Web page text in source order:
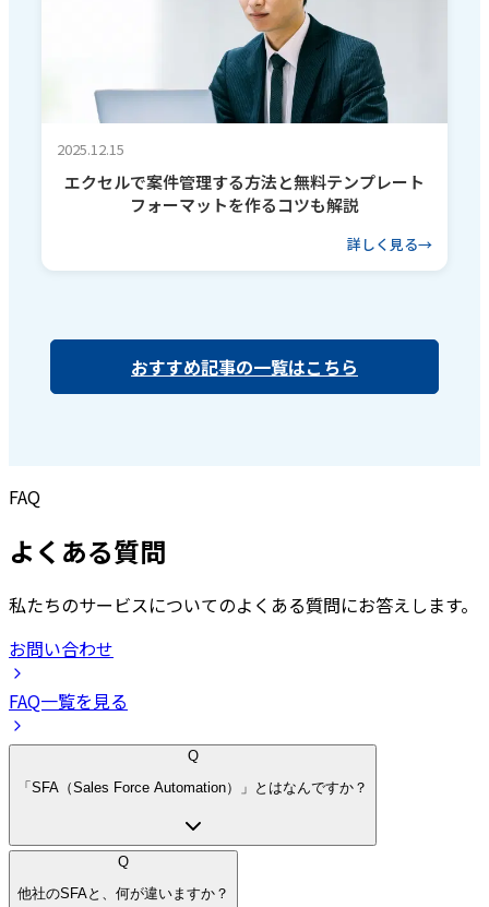
2025.12.15
エクセルで案件管理する方法と無料テンプレート
フォーマットを作るコツも解説
詳しく見る
おすすめ記事の一覧はこちら
FAQ
よくある質問
私たちのサービスについてのよくある質問にお答えします。
お問い合わせ
FAQ一覧を見る
Q
「SFA（Sales Force Automation）」とはなんですか？
Q
他社のSFAと、何が違いますか？